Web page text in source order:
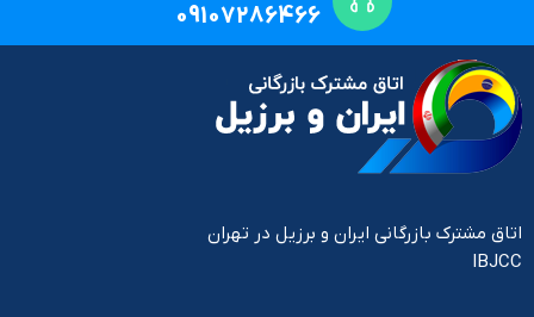
09107286466
اتاق مشترک بازرگانی ایران و برزیل در تهران
IBJCC